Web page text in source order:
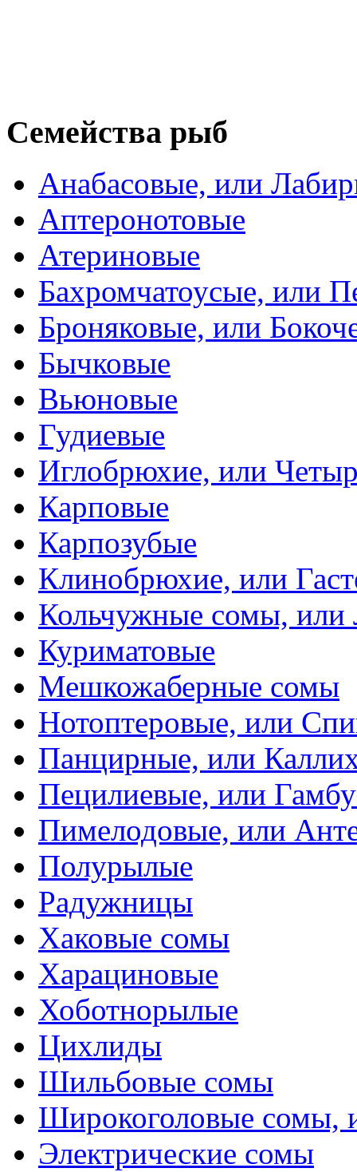
Семейства рыб
Анабасовые, или
Аптеронотовые
Атериновые
Бахромчатоусые, или
Броняковые, или
Бычковые
Вьюновые
Гудиевые
Иглобрюхие, или
Карповые
Карпозубые
Клинобрюхие, или
Кольчужные сомы, или
Куриматовые
Мешкожаберные сомы
Нотоптеровые, или
Панцирные, или
Пецилиевые, или
Пимелодовые, или
Полурылые
Радужницы
Хаковые сомы
Харациновые
Хоботнорылые
Цихлиды
Шильбовые сомы
Широкоголовые сомы,
Электрические сомы